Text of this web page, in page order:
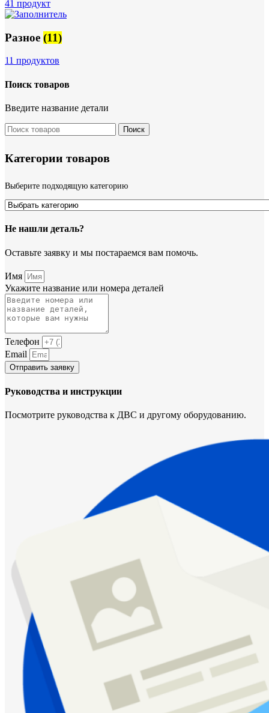
41 продукт
Разное (11)
11 продуктов
Поиск товаров
Введите название детали
Поиск
Категории товаров
Выберите подходящую категорию
Не нашли деталь?
Оставьте заявку и мы постараемся вам помочь.
Имя
Укажите название или номера деталей
Телефон
Email
Отправить заявку
Руководства и инструкции
Посмотрите руководства к ДВС и другому оборудованию.